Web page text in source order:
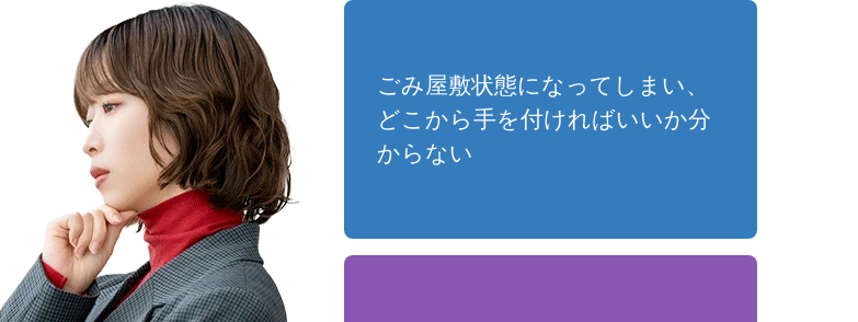
ごみ屋敷状態になってしまい、
どこから手を付ければいいか分
からない